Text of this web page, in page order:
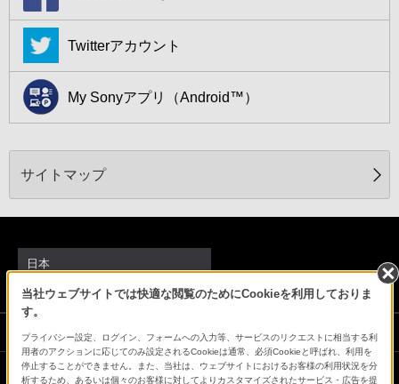
Twitterアカウント
My Sonyアプリ（Android™）
サイトマップ
当社ウェブサイトでは快適な閲覧のためにCookieを利用しておりま
す。
プライバシー設定、ログイン、フォームへの入力等、サービスのリクエストに相当する利
用者のアクションに応じてのみ設定されるCookieは通常、必須Cookieと呼ばれ、利用を
停止することができません。また、当社は、ウェブサイトにおけるお客様の利用状況を分
析するため、あるいは個々のお客様に対してよりカスタマイズされたサービス・広告を提
日本
ソニーストアでのお買い物にあたって